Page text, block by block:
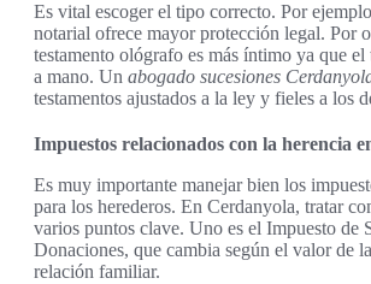
Es vital escoger el tipo correcto. Por
notarial ofrece mayor protección legal. Por
testamento ológrafo es más íntimo ya que el
a mano. Un abogado sucesiones
testamentos ajustados a la ley y fieles a los
Impuestos relacionados con la herencia
Es muy importante manejar bien los
para los herederos. En Cerdanyola, tratar
varios puntos clave. Uno es el Impuesto de
Donaciones, que cambia según el valor de
relación familiar.